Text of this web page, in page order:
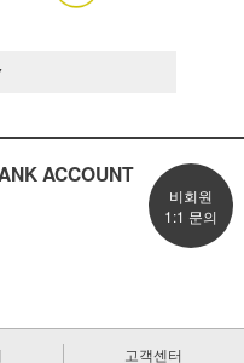
ACCOUNT
비회원
1:1 문의
고객센터